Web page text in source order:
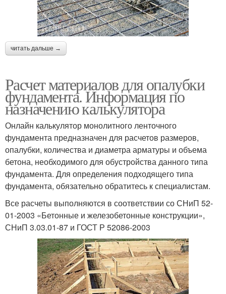
читать дальше →
Расчет материалов для опалубки
фундамента. Информация по
назначению калькулятора
Онлайн калькулятор монолитного ленточного
фундамента предназначен для расчетов размеров,
опалубки, количества и диаметра арматуры и объема
бетона, необходимого для обустройства данного типа
фундамента. Для определения подходящего типа
фундамента, обязательно обратитесь к специалистам.
Все расчеты выполняются в соответствии со СНиП 52-
01-2003 «Бетонные и железобетонные конструкции»,
СНиП 3.03.01-87 и ГОСТ Р 52086-2003